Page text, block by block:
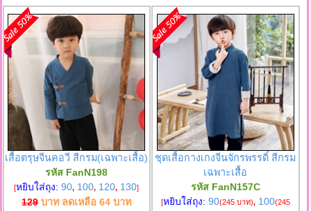
เสื้อตรุษจีนคอวี สีกรม(เฉพาะเสื้อ)
รหัส FanN198
[หยิบใส่ถุง:90, 100, 120, 130]
129บาท ลดเหลือ64 บาท
ชุดเสื้อกางเกงจีนจักรพรรดิ์ สีกรม
เฉพาะเสื้อ
รหัส FanN157C
[หยิบใส่ถุง: 90(245 บาท), 100(245